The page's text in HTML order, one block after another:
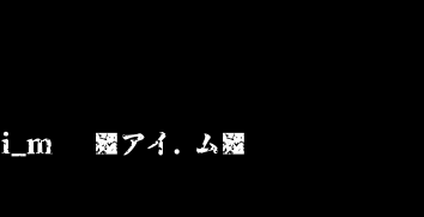
i_m ■アイ. ム■